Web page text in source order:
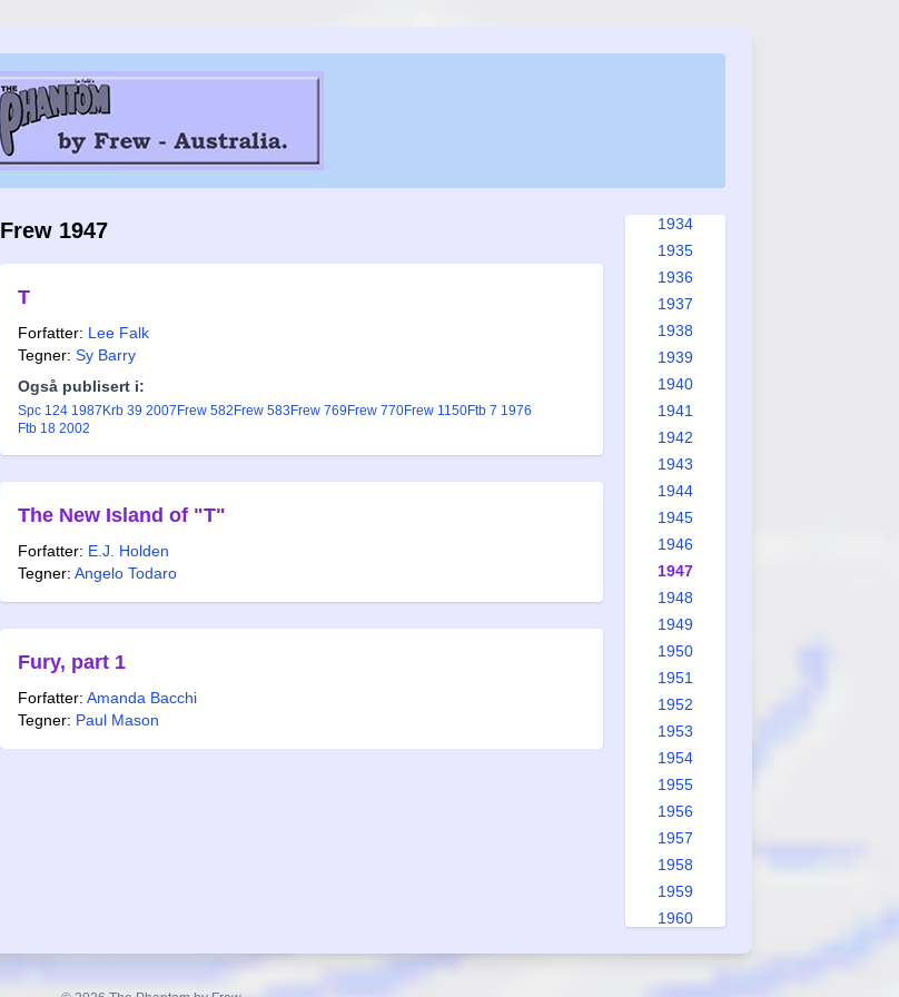
Frew 1947
T
Forfatter: Lee Falk
Tegner: Sy Barry
Også publisert i:
Spc 124 1987 Krb 39 2007 Frew 582 Frew 583 Frew 769 Frew 770Frew 1150Ftb 7 1976
Ftb 18 2002
The New Island of "T"
Forfatter: E.J. Holden
Tegner: Angelo Todaro
Fury, part 1
Forfatter: Amanda Bacchi
Tegner: Paul Mason
1934
1935
1936
1937
1938
1939
1940
1941
1942
1943
1944
1945
1946
1947
1948
1949
1950
1951
1952
1953
1954
1955
1956
1957
1958
1959
1960